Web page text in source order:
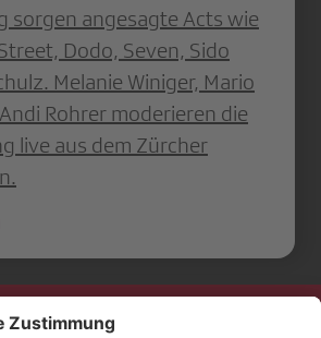
sorgen angesagte Acts wie
Dodo, Seven, Sido
Melanie Winiger, Mario
Rohrer moderieren die
live aus dem Zürcher